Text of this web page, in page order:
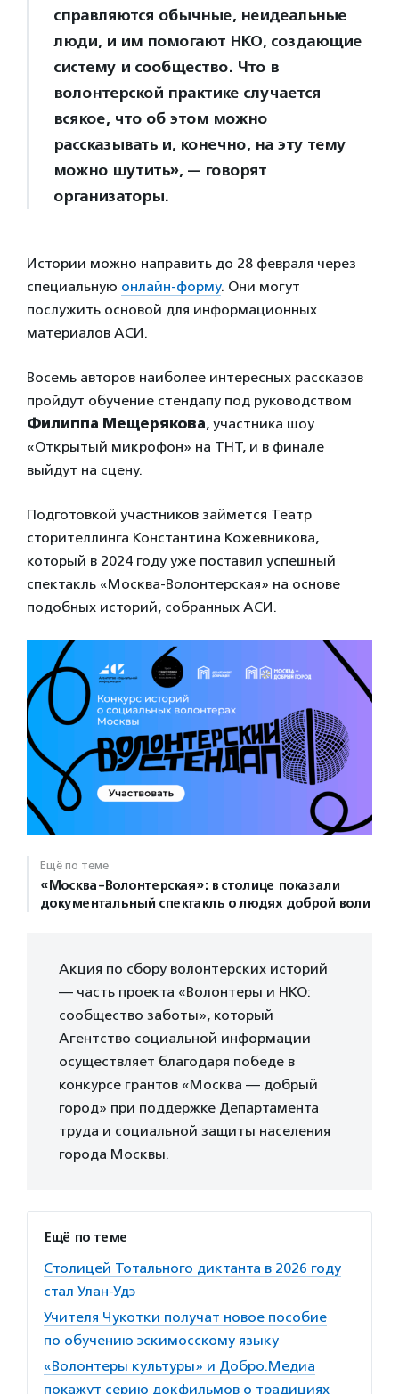
справляются обычные, неидеальные
люди, и им помогают НКО, создающие
систему и сообщество. Что в
волонтерской практике случается
всякое, что об этом можно
рассказывать и, конечно, на эту тему
можно шутить», — говорят
организаторы.
Истории можно направить до 28 февраля через
специальную онлайн-форму. Они могут
послужить основой для информационных
материалов АСИ.
Восемь авторов наиболее интересных рассказов
пройдут обучение стендапу под руководством
Филиппа Мещерякова, участника шоу
«Открытый микрофон» на ТНТ, и в финале
выйдут на сцену.
Подготовкой участников займется Театр
сторителлинга Константина Кожевникова,
который в 2024 году уже поставил успешный
спектакль «Москва-Волонтерская» на основе
подобных историй, собранных АСИ.
Ещё по теме
«Москва-Волонтерская»: в столице показали
документальный спектакль о людях доброй воли
Акция по сбору волонтерских историй
— часть проекта «Волонтеры и НКО:
сообщество заботы», который
Агентство социальной информации
осуществляет благодаря победе в
конкурсе грантов «Москва — добрый
город» при поддержке Департамента
труда и социальной защиты населения
города Москвы.
Ещё по теме
Столицей Тотального диктанта в 2026 году
стал Улан-Удэ
Учителя Чукотки получат новое пособие
по обучению эскимосскому языку
«Волонтеры культуры» и Добро.Медиа
покажут серию докфильмов о традициях